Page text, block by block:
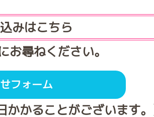
みはこちら
尋ねください。
フォーム
かることがございます。